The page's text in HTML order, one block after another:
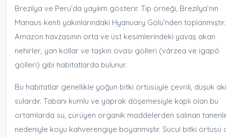
Brezilya ve Peru’da yayılım gösterir. Tip örneği, Brezilya’nın
Manaus kenti yakınlarındaki Hyanuary Gölü’nden
Amazon havzasının orta ve üst kesimlerindeki yavaş akan
nehirler, yan kollar ve taşkın ovası gölleri (várzea ve igapó
gölleri) gibi habitatlarda bulunur.
Bu habitatlar genellikle yoğun bitki örtüsüyle çevrili, düşük
sulardır. Tabanı kumlu ve yaprak döşemesiyle kaplı olan bu
ortamlarda su, çürüyen organik maddelerden salınan
nedeniyle koyu kahverengiye boyanmıştır. Sucul bitki örtüsü